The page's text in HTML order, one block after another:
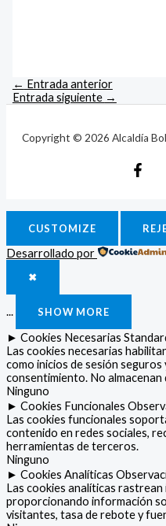
← Entrada anterior
Entrada siguiente →
Copyright © 2026 Alcaldía
CUSTOMIZE
Desarrollado por
✖
... SHOW MORE
► Cookies Necesarias
Las cookies necesarias
como inicios de sesión
consentimiento. No
Ninguno
► Cookies Funcionales
Las cookies funcionales
contenido en redes sociales,
herramientas de terceros.
Ninguno
► Cookies Analíticas
Las cookies analíticas
proporcionando información
visitantes, tasa de rebote y